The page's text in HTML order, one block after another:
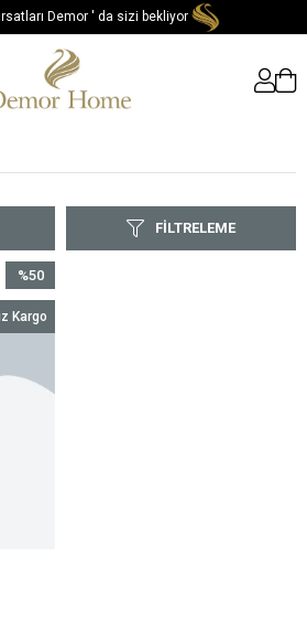
Demor ' da sizi bekliyor
FILTRELEME
%50
İndirim
%50İndirim
Kargo